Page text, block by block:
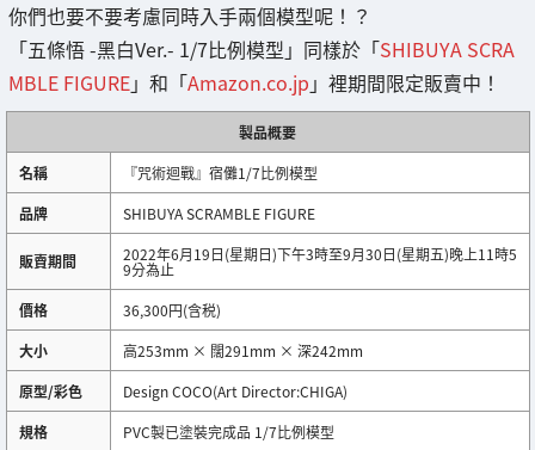
你們也要不要考慮同時入手兩個模型呢！？
「五條悟 -黑白Ver.- 1/7比例模型」同樣於「SHIBUYA SCRA
MBLE FIGURE」和「Amazon.co.jp 」裡期間限定販賣中！
製品概要
名稱
『咒術迴戰』宿儺1/7比例模型
品牌
SHIBUYA SCRAMBLE FIGURE
販賣期間 2022年6月19日(星期日)下午3時至9月30日(星期五)晚上11時5
9分為止
價格
36,300円(含税)
大小
高253mm × 闊291mm × 深242mm
原型/彩色
Design COCO(Art Director:CHIGA)
規格
PVC製已塗裝完成品 1/7比例模型